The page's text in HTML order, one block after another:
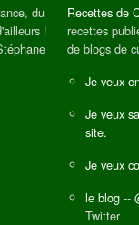
du
!
Recettes de
recettes
de blogs de
Je veux
Je veux
site.
Je veux
le blog --
Twitter